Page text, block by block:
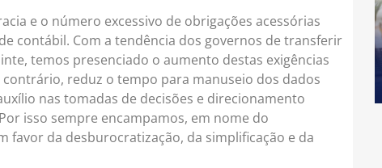
e o número excessivo de obrigações acessórias
contábil. Com a tendência dos governos de transferir
temos presenciado o aumento destas exigências
reduz o tempo para manuseio dos dados
nas tomadas de decisões e direcionamento
isso sempre encampamos, em nome do
favor da desburocratização, da simplificação e da